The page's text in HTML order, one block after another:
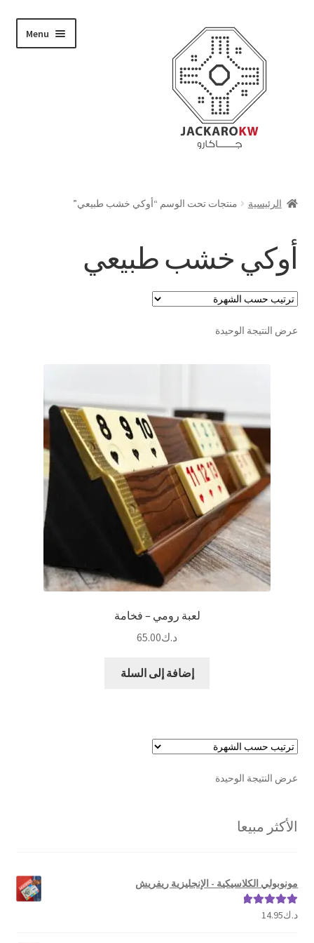
navigation
content
Menu
حسابي
الدفع
تواصل معنا
الرئيسية منتجات تحت الوسم “أوكي خشب طبيعي”
أوكي خشب طبيعي
عرض النتيجة الوحيدة
لعبة رومي – فخامة
د.ك65.00
إضافة إلى السلة
عرض النتيجة الوحيدة
الأكثر مبيعا
مونوبولي الكلاسيكية - الإنجليزية ريفريش
تم التقييم
د.ك14.95